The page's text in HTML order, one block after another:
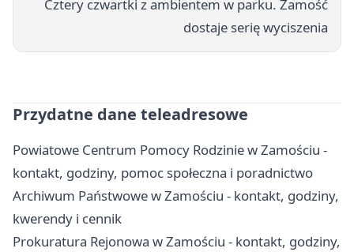
Cztery czwartki z ambientem w parku. Zamość
dostaje serię wyciszenia
Przydatne dane teleadresowe
Powiatowe Centrum Pomocy Rodzinie w Zamościu -
kontakt, godziny, pomoc społeczna i poradnictwo
Archiwum Państwowe w Zamościu - kontakt, godziny,
kwerendy i cennik
Prokuratura Rejonowa w Zamościu - kontakt, godziny,